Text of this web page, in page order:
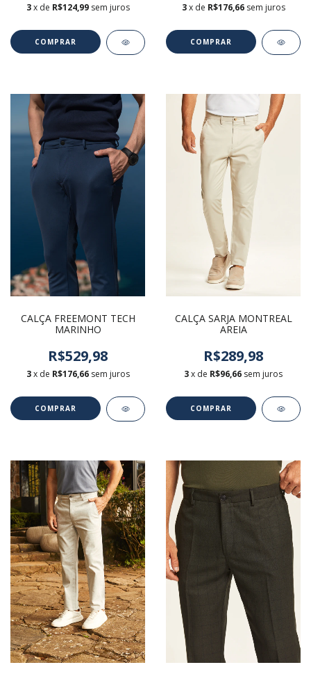
3 x de R$124,99 sem juros
COMPRAR
3 x de R$176,66 sem juros
COMPRAR
CALÇA FREEMONT TECH
MARINHO
R$529,98
3 x de R$176,66 sem juros
COMPRAR
CALÇA SARJA MONTREAL
AREIA
R$289,98
3x de R$96,66 sem juros
COMPRAR